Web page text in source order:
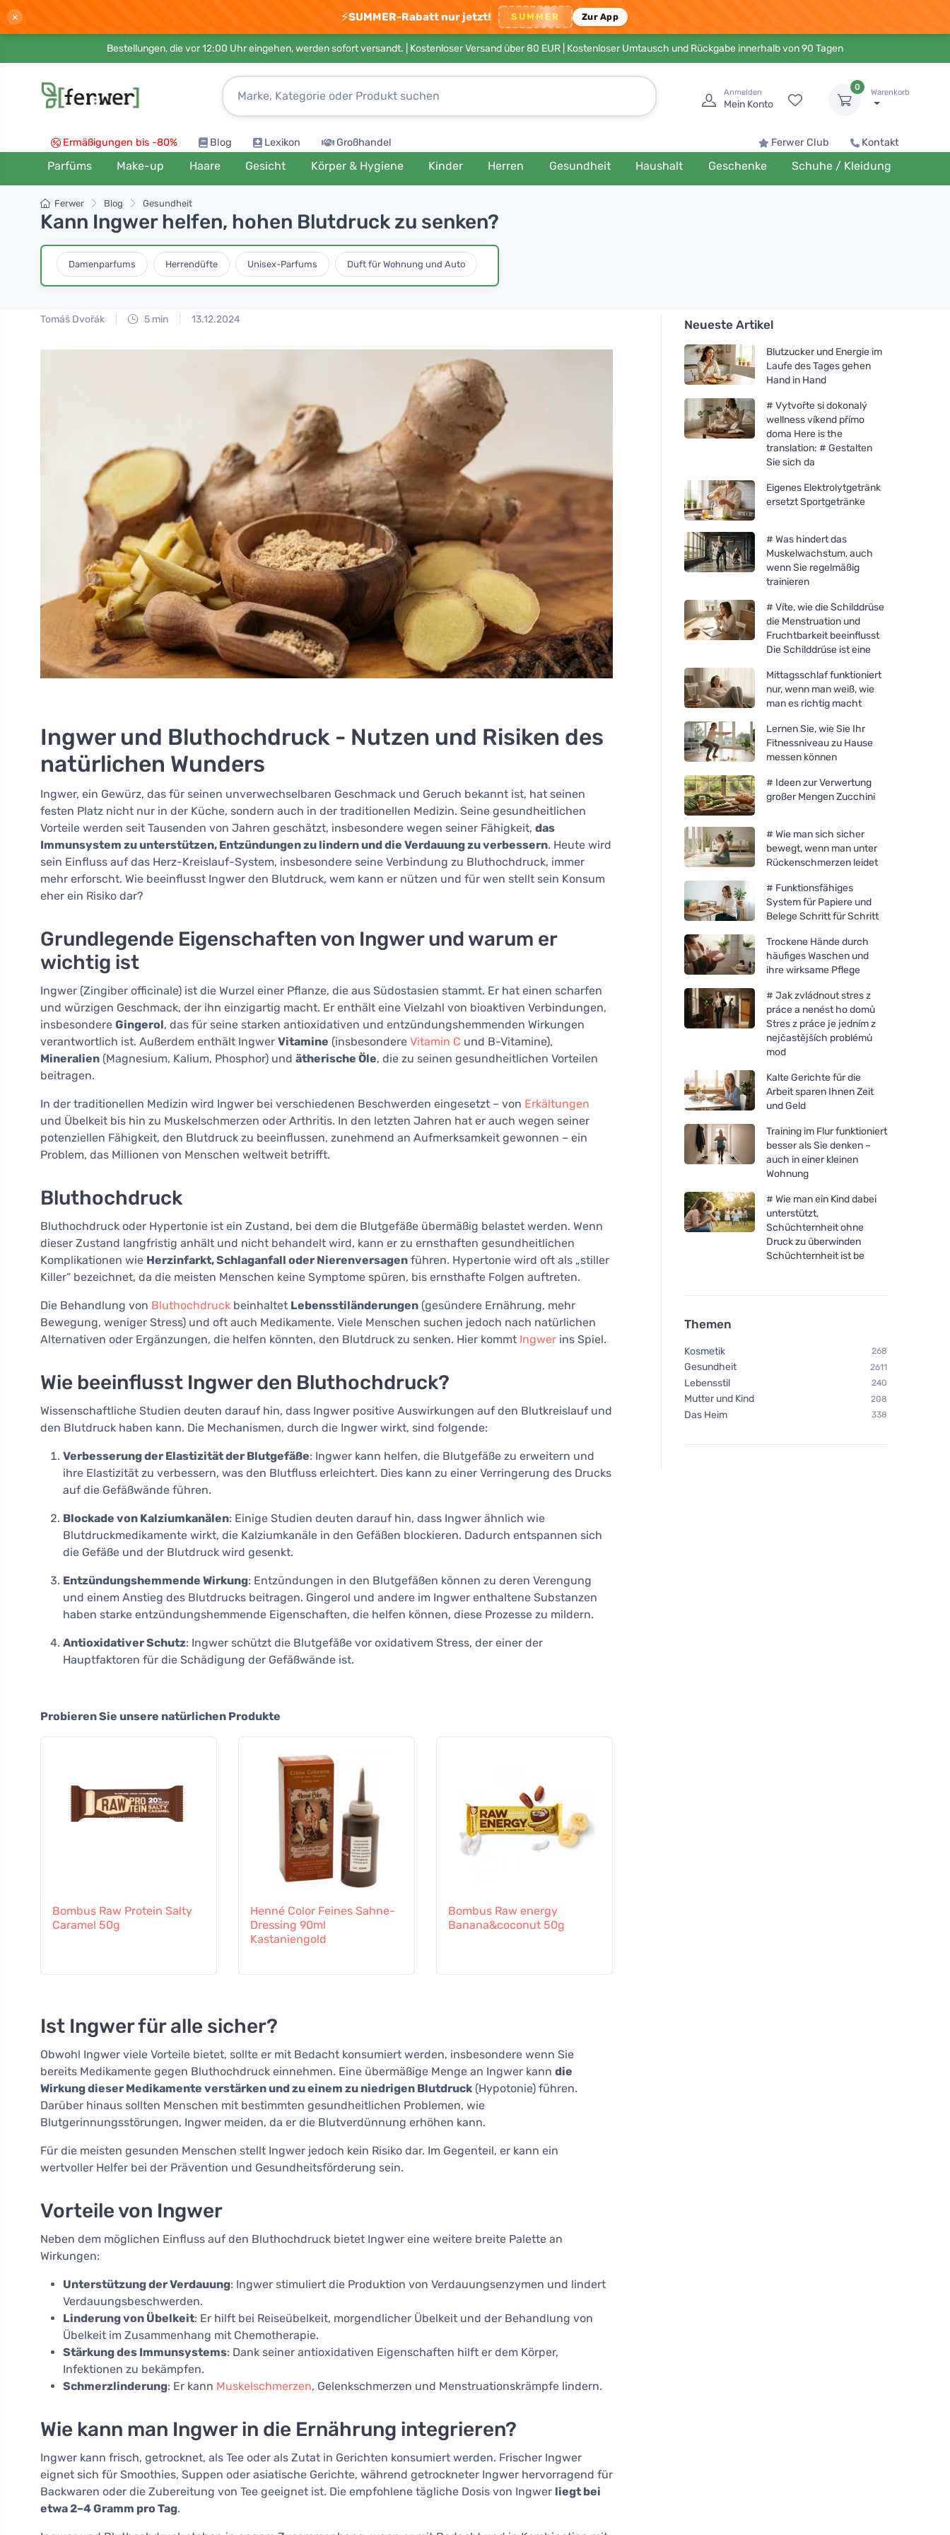
× ⚡SUMMER-Rabatt nur jetzt! SUMMER Zur App
Bestellungen, die vor 12:00 Uhr eingehen, werden sofort versandt. | Kostenloser Versand über 80 EUR | Kostenloser Umtausch und Rückgabe innerhalb von 90 Tagen
Anmelden
Mein Konto
0
Warenkorb
Ermäßigungen bis -80% Blog Lexikon Großhandel Ferwer Club Kontakt
Parfüms Make-up Haare Gesicht Körper & Hygiene Kinder Herren Gesundheit Haushalt Geschenke Schuhe / Kleidung
Ferwer Blog Gesundheit
Kann Ingwer helfen, hohen Blutdruck zu senken?
Damenparfums Herrendüfte Unisex-Parfums Duft für Wohnung und Auto
Tomáš Dvořák 5 min 13.12.2024
Ingwer und Bluthochdruck - Nutzen und Risiken des
natürlichen Wunders
Ingwer, ein Gewürz, das für seinen unverwechselbaren Geschmack und Geruch bekannt ist, hat seinen
festen Platz nicht nur in der Küche, sondern auch in der traditionellen Medizin. Seine gesundheitlichen
Vorteile werden seit Tausenden von Jahren geschätzt, insbesondere wegen seiner Fähigkeit, das
Immunsystem zu unterstützen, Entzündungen zu lindern und die Verdauung zu verbessern. Heute wird
sein Einfluss auf das Herz-Kreislauf-System, insbesondere seine Verbindung zu Bluthochdruck, immer
mehr erforscht. Wie beeinflusst Ingwer den Blutdruck, wem kann er nützen und für wen stellt sein Konsum
eher ein Risiko dar?
Grundlegende Eigenschaften von Ingwer und warum er
wichtig ist
Ingwer (Zingiber officinale) ist die Wurzel einer Pflanze, die aus Südostasien stammt. Er hat einen scharfen
und würzigen Geschmack, der ihn einzigartig macht. Er enthält eine Vielzahl von bioaktiven Verbindungen,
insbesondere Gingerol, das für seine starken antioxidativen und entzündungshemmenden Wirkungen
verantwortlich ist. Außerdem enthält Ingwer Vitamine (insbesondere Vitamin C und B-Vitamine),
Mineralien (Magnesium, Kalium, Phosphor) und ätherische Öle, die zu seinen gesundheitlichen Vorteilen
beitragen.
In der traditionellen Medizin wird Ingwer bei verschiedenen Beschwerden eingesetzt – von Erkältungen
und Übelkeit bis hin zu Muskelschmerzen oder Arthritis. In den letzten Jahren hat er auch wegen seiner
potenziellen Fähigkeit, den Blutdruck zu beeinflussen, zunehmend an Aufmerksamkeit gewonnen – ein
Problem, das Millionen von Menschen weltweit betrifft.
Bluthochdruck
Bluthochdruck oder Hypertonie ist ein Zustand, bei dem die Blutgefäße übermäßig belastet werden. Wenn
dieser Zustand langfristig anhält und nicht behandelt wird, kann er zu ernsthaften gesundheitlichen
Komplikationen wie Herzinfarkt, Schlaganfall oder Nierenversagen führen. Hypertonie wird oft als „stiller
Killer“ bezeichnet, da die meisten Menschen keine Symptome spüren, bis ernsthafte Folgen auftreten.
Die Behandlung von Bluthochdruck beinhaltet Lebensstiländerungen (gesündere Ernährung, mehr
Bewegung, weniger Stress) und oft auch Medikamente. Viele Menschen suchen jedoch nach natürlichen
Alternativen oder Ergänzungen, die helfen könnten, den Blutdruck zu senken. Hier kommt Ingwer ins Spiel.
Wie beeinflusst Ingwer den Bluthochdruck?
Wissenschaftliche Studien deuten darauf hin, dass Ingwer positive Auswirkungen auf den Blutkreislauf und
den Blutdruck haben kann. Die Mechanismen, durch die Ingwer wirkt, sind folgende:
Verbesserung der Elastizität der Blutgefäße: Ingwer kann helfen, die Blutgefäße zu erweitern und
ihre Elastizität zu verbessern, was den Blutfluss erleichtert. Dies kann zu einer Verringerung des Drucks
auf die Gefäßwände führen.
Blockade von Kalziumkanälen: Einige Studien deuten darauf hin, dass Ingwer ähnlich wie
Blutdruckmedikamente wirkt, die Kalziumkanäle in den Gefäßen blockieren. Dadurch entspannen sich
die Gefäße und der Blutdruck wird gesenkt.
Entzündungshemmende Wirkung: Entzündungen in den Blutgefäßen können zu deren Verengung
und einem Anstieg des Blutdrucks beitragen. Gingerol und andere im Ingwer enthaltene Substanzen
haben starke entzündungshemmende Eigenschaften, die helfen können, diese Prozesse zu mildern.
Antioxidativer Schutz: Ingwer schützt die Blutgefäße vor oxidativem Stress, der einer der
Hauptfaktoren für die Schädigung der Gefäßwände ist.
Probieren Sie unsere natürlichen Produkte
Bombus Raw Protein Salty
Caramel 50g
Henné Color Feines Sahne-
Dressing 90ml
Kastaniengold
Bombus Raw energy
Banana&coconut 50g
Ist Ingwer für alle sicher?
Obwohl Ingwer viele Vorteile bietet, sollte er mit Bedacht konsumiert werden, insbesondere wenn Sie
bereits Medikamente gegen Bluthochdruck einnehmen. Eine übermäßige Menge an Ingwer kann die
Wirkung dieser Medikamente verstärken und zu einem zu niedrigen Blutdruck (Hypotonie) führen.
Darüber hinaus sollten Menschen mit bestimmten gesundheitlichen Problemen, wie
Blutgerinnungsstörungen, Ingwer meiden, da er die Blutverdünnung erhöhen kann.
Für die meisten gesunden Menschen stellt Ingwer jedoch kein Risiko dar. Im Gegenteil, er kann ein
wertvoller Helfer bei der Prävention und Gesundheitsförderung sein.
Vorteile von Ingwer
Neben dem möglichen Einfluss auf den Bluthochdruck bietet Ingwer eine weitere breite Palette an
Wirkungen:
Unterstützung der Verdauung: Ingwer stimuliert die Produktion von Verdauungsenzymen und lindert
Verdauungsbeschwerden.
Linderung von Übelkeit: Er hilft bei Reiseübelkeit, morgendlicher Übelkeit und der Behandlung von
Übelkeit im Zusammenhang mit Chemotherapie.
Stärkung des Immunsystems: Dank seiner antioxidativen Eigenschaften hilft er dem Körper,
Infektionen zu bekämpfen.
Schmerzlinderung: Er kann Muskelschmerzen, Gelenkschmerzen und Menstruationskrämpfe lindern.
Wie kann man Ingwer in die Ernährung integrieren?
Ingwer kann frisch, getrocknet, als Tee oder als Zutat in Gerichten konsumiert werden. Frischer Ingwer
eignet sich für Smoothies, Suppen oder asiatische Gerichte, während getrockneter Ingwer hervorragend für
Backwaren oder die Zubereitung von Tee geeignet ist. Die empfohlene tägliche Dosis von Ingwer liegt bei
etwa 2–4 Gramm pro Tag.
Neueste Artikel
Blutzucker und Energie im
Laufe des Tages gehen
Hand in Hand
# Vytvořte si dokonalý
wellness víkend přímo
doma Here is the
translation: # Gestalten
Sie sich da
Eigenes Elektrolytgetränk
ersetzt Sportgetränke
# Was hindert das
Muskelwachstum, auch
wenn Sie regelmäßig
trainieren
# Víte, wie die Schilddrüse
die Menstruation und
Fruchtbarkeit beeinflusst
Die Schilddrüse ist eine
Mittagsschlaf funktioniert
nur, wenn man weiß, wie
man es richtig macht
Lernen Sie, wie Sie Ihr
Fitnessniveau zu Hause
messen können
# Ideen zur Verwertung
großer Mengen Zucchini
# Wie man sich sicher
bewegt, wenn man unter
Rückenschmerzen leidet
# Funktionsfähiges
System für Papiere und
Belege Schritt für Schritt
Trockene Hände durch
häufiges Waschen und
ihre wirksame Pflege
# Jak zvládnout stres z
práce a nenést ho domů
Stres z práce je jedním z
nejčastějších problémů
mod
Kalte Gerichte für die
Arbeit sparen Ihnen Zeit
und Geld
Training im Flur funktioniert
besser als Sie denken –
auch in einer kleinen
Wohnung
# Wie man ein Kind dabei
unterstützt,
Schüchternheit ohne
Druck zu überwinden
Schüchternheit ist be
Themen
Kosmetik 268
Gesundheit 2611
Lebensstil 240
Mutter und Kind 208
Das Heim 338